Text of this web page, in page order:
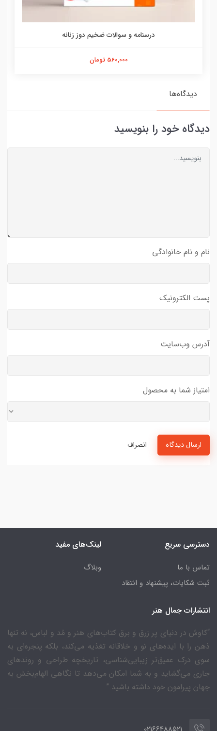
درسنامه و سوالات ضخیم دوز زنانه
560,000 تومان
دیدگاه‌ها
دیدگاه خود را بنویسید
نام و نام خانوادگی
پست الکترونیک
آدرس وب‌سایت
امتیاز شما به محصول
ارسال دیدگاه انصراف
دسترسی سریع
تماس با ما
ثبت شکایات، پیشنهاد و انتقاد
لینک‌های مفید
وبلاگ
انتشارات جمال هنر
“کاوش در دنیای پر زرق و برق کتاب‌های هنر و مُد و لباس، نه تنها
ذهن را با ایده‌های نو و خلاقانه تغذیه می‌کند، بلکه پنجره‌ای به
سوی درک عمیق‌تر زیبایی‌شناسی، تاریخچه طراحی و روندهای
جاری می‌گشاید و به شما امکان می‌دهد تا نگاهی الهام‌بخش به
جهان پیرامون خود داشته باشید.”